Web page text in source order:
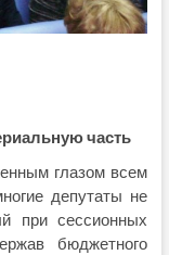
часть
глазом всем
депутаты не
при сессионных
бюджетного